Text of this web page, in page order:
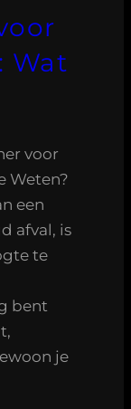
Wat
voor
Weten?
een
afval, is
te
bent
je